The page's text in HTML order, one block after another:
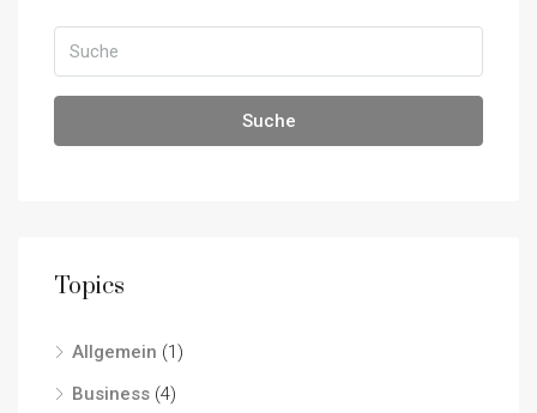
Suche
Topics
Allgemein (1)
Business (4)